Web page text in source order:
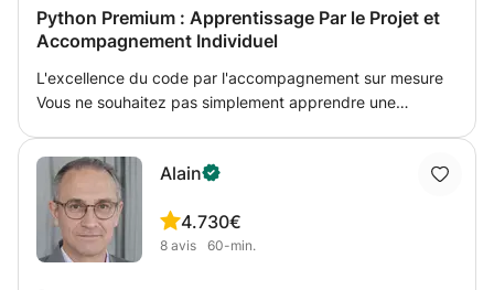
Python Premium : Apprentissage Par le Projet et
Accompagnement Individuel
L'excellence du code par l'accompagnement sur mesure
Vous ne souhaitez pas simplement apprendre une
programmation ou que vous cherchiez à consolider des
bases existantes, ce programme d’accompagnement
individuel est conçu pour transformer votre potentiel en
compétences professionnelles. Ma méthode repose sur
Alain
4.7
8 avis
30€
60-min.